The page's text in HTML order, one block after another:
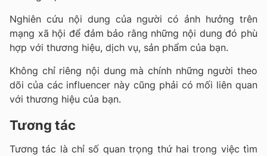
Nghiên cứu nội dung của người có ảnh hưởng trên
mạng xã hội để đảm bảo rằng những nội dung đó phù
hợp với thương hiệu, dịch vụ, sản phẩm của bạn.
Không chỉ riêng nội dung mà chính những người theo
dõi của các influencer này cũng phải có mối liên quan
với thương hiệu của bạn.
Tương tác
Tương tác là chỉ số quan trọng thứ hai trong việc tìm